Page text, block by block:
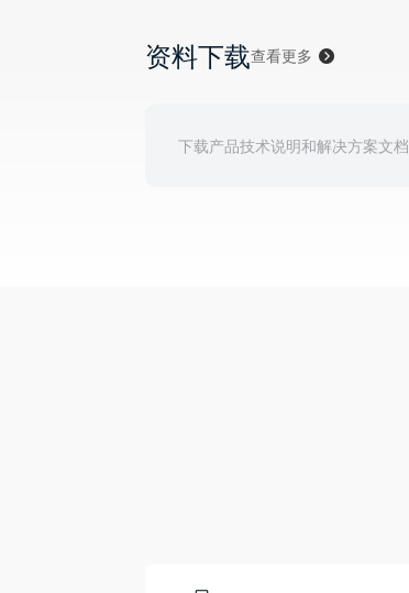
资料下载查看更多
下载产品技术说明和解决方案文档